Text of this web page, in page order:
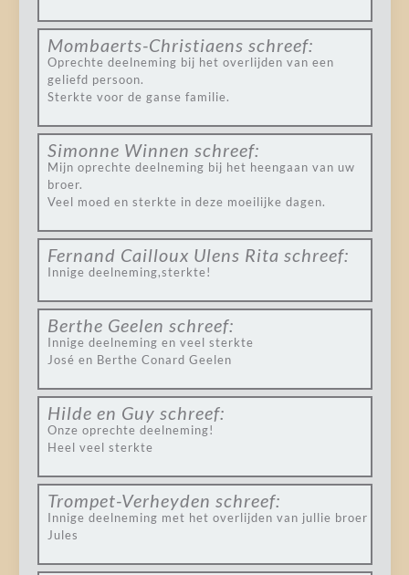
Mombaerts-Christiaens schreef:
Oprechte deelneming bij het overlijden van een
geliefd persoon.
Sterkte voor de ganse familie.
Simonne Winnen schreef:
Mijn oprechte deelneming bij het heengaan van uw
broer.
Veel moed en sterkte in deze moeilijke dagen.
Fernand Cailloux Ulens Rita schreef:
Innige deelneming,sterkte!
Berthe Geelen schreef:
Innige deelneming en veel sterkte
José en Berthe Conard Geelen
Hilde en Guy schreef:
Onze oprechte deelneming!
Heel veel sterkte
Trompet-Verheyden schreef:
Innige deelneming met het overlijden van jullie broer
Jules